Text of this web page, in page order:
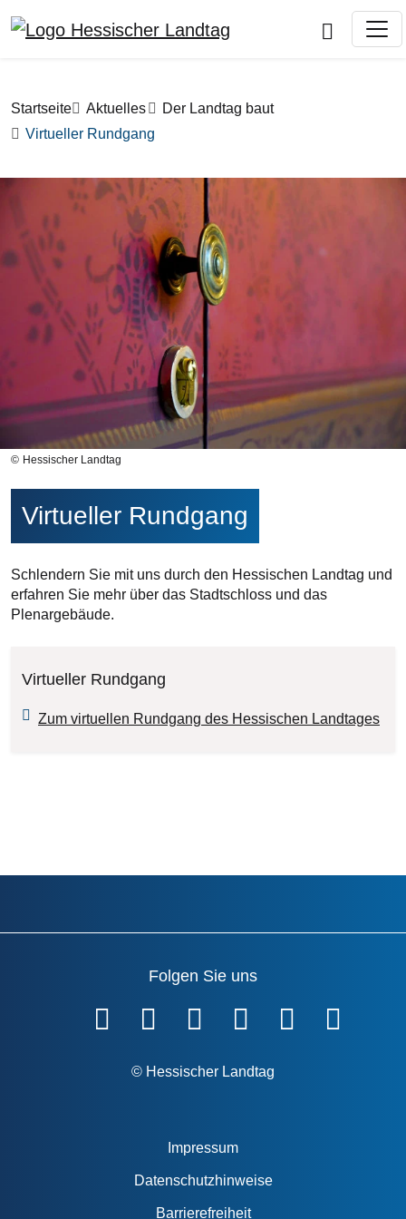
Pfadnavigation
Startseite Aktuelles
Der Landtag baut
Virtueller Rundgang
Bilddatei
Hessischer Landtag
Virtueller Rundgang
Schlendern Sie mit uns durch den Hessischen Landtag und
erfahren Sie mehr über das Stadtschloss und das
Plenargebäude.
Virtueller Rundgang
Zum virtuellen Rundgang des Hessischen Landtages
Folgen Sie uns
© Hessischer Landtag
Impressum
Datenschutzhinweise
Barrierefreiheit